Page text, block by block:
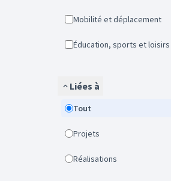
Mobilité et déplacement
Éducation, sports et loisirs
Liées à
Tout
Projets
Réalisations